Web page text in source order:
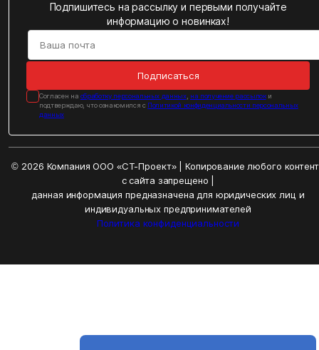
Подпишитесь на рассылку и первыми получайте
информацию о новинках!
Подписаться
Cогласен на обработку персональных данных, на получение рассылоки
подтверждаю, что ознакомился с Политикой конфиденциальности персональных
данных
© 2026 Компания ООО «СТ-Проект» | Копирование любого
с сайта запрещено |
данная информация предназначена для юридических лиц и
индивидуальных предпринимателей
Политика конфиденциальности